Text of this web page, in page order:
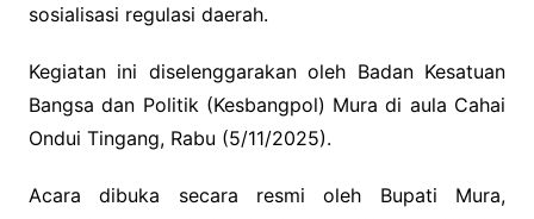
sosialisasi regulasi daerah.
Kegiatan ini diselenggarakan oleh Badan Kesatuan
Bangsa dan Politik (Kesbangpol) Mura di aula Cahai
Ondui Tingang, Rabu (5/11/2025).
Acara dibuka secara resmi oleh Bupati Mura,